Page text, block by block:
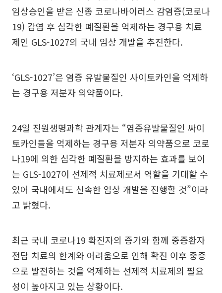
임상승인을 받은 신종 코로나바이러스 감염증(코로나
19) 감염 후 심각한 폐질환을 억제하는 경구용 치료
제인 GLS-1027의 국내 임상 개발을 추진한다.
‘GLS-1027’은 염증 유발물질인 사이토카인을 억제하
는 경구용 저분자 의약품이다.
24일 진원생명과학 관계자는 “염증유발물질인 싸이
토카인들을 억제하는 경구용 저분자 의약품으로 코로
나19에 의한 심각한 폐질환을 방지하는 효과를 보이
는 GLS-1027이 선제적 치료제로서 역할을 기대할 수
있어 국내에서도 신속한 임상 개발을 진행할 것”이라
고 밝혔다.
최근 국내 코로나19 확진자의 증가와 함께 중증환자
전담 치료의 한계와 어려움으로 인해 확진 이후 중증
으로 발전하는 것을 억제하는 선제적 치료제의 필요
성이 높아지고 있는 상황이다.